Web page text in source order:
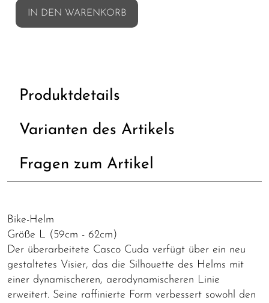
IN DEN WARENKORB
Produktdetails
Varianten des Artikels
Fragen zum Artikel
Bike-Helm
Größe L (59cm - 62cm)
Der überarbeitete Casco Cuda verfügt über ein neu
gestaltetes Visier, das die Silhouette des Helms mit
einer dynamischeren, aerodynamischeren Linie
erweitert. Seine raffinierte Form verbessert sowohl den